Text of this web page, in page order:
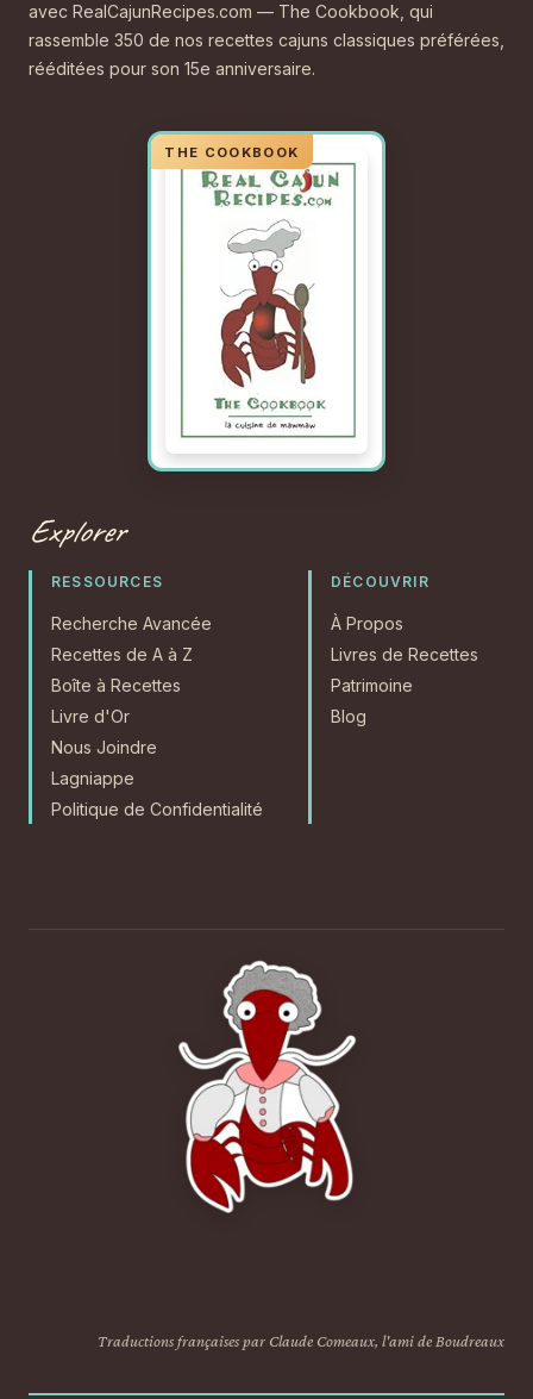
avec RealCajunRecipes.com — The Cookbook, qui
rassemble 350 de nos recettes cajuns classiques préférées,
rééditées pour son 15e anniversaire.
Explorer
RESSOURCES
Recherche Avancée
Recettes de A à Z
Boîte à Recettes
Livre d'Or
Nous Joindre
Lagniappe
Politique de Confidentialité
DÉCOUVRIR
À Propos
Livres de Recettes
Patrimoine
Blog
Traductions françaises par Claude Comeaux, l'ami de Boudreaux